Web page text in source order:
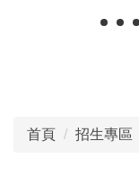
首頁 招生專區